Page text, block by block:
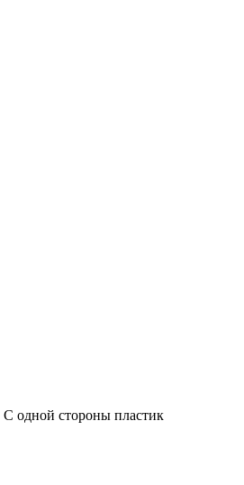
С одной стороны пластик